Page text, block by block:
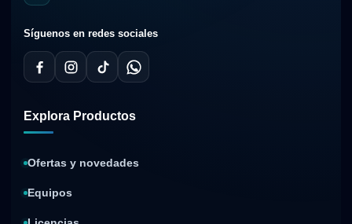
Síguenos en redes sociales
Explora Productos
Ofertas y novedades
Equipos